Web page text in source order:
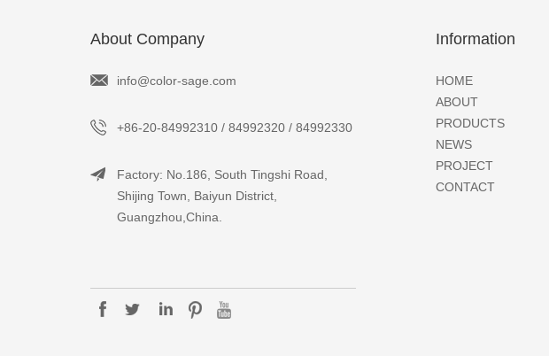
About Company
info@color-sage.com
+86-20-84992310 / 84992320 / 84992330
Factory: No.186, South Tingshi Road,
Shijing Town, Baiyun District,
Guangzhou,China.
Information
HOME
ABOUT
PRODUCTS
NEWS
PROJECT
CONTACT